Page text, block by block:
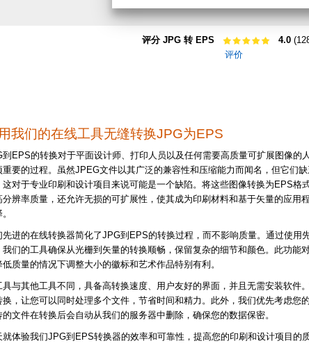
评分 JPG 转 EPS 4.0
评价
我们的在线工具无缝转换JPG为EPS
到EPS的转换对于平面设计师、打印人员以及任何需要高质量可扩展图像的
重要的过程。虽然JPEG文件以其广泛的兼容性和压缩能力而闻名，但它们
这对于专业印刷和设计项目来说可能是一个缺陷。将这些图像转换为EPS格
分辨率质量，还允许无损的可扩展性，使其成为印刷材料和基于矢量的应用
先进的在线转换器简化了JPG到EPS的转换过程，而不影响质量。通过使用
我们的工具确保从光栅到矢量的转换顺畅，保留复杂的细节和颜色。此功能
低质量的情况下调整大小的徽标和艺术作品特别有利。
具与其他工具不同，具备高转换速度、用户友好的界面，并且无需安装软件
换，让您可以同时处理多个文件，节省时间和精力。此外，我们优先考虑您
的文件在转换后会自动从我们的服务器中删除，确保您的数据保密。
就体验我们JPG到EPS转换器的效率和可靠性，提高您的印刷和设计项目的质